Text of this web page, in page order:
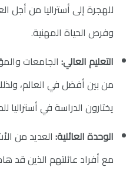
للهجرة إلى أستراليا من
وفرص الحياة المهنية.
التعليم العالي: الجامعات
من بين أفضل في العالم،
يختارون الدراسة في
الوحدة العائلية: العديد من
مع أفراد عائلتهم الذين قد